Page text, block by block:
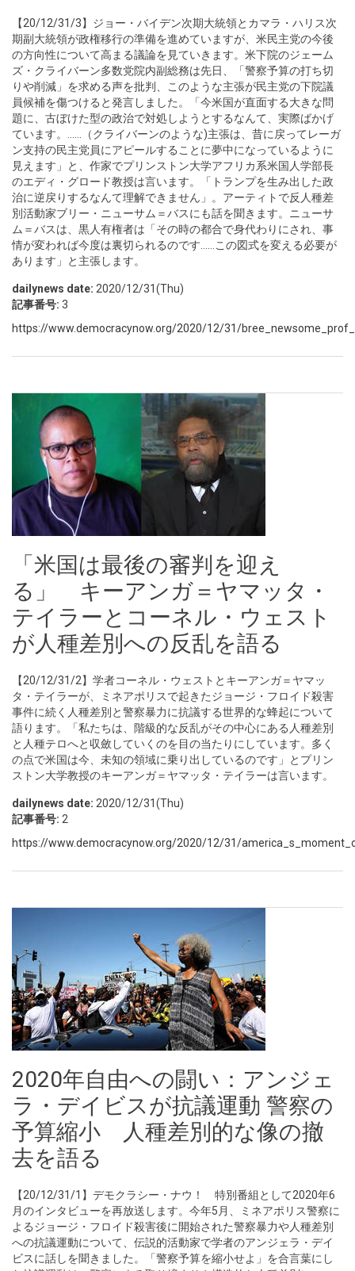
【20/12/31/3】ジョー・バイデン次期大統領とカマラ・ハリス次
期副大統領が政権移行の準備を進めていますが、米民主党の今後
の方向性について高まる議論を見ていきます。米下院のジェーム
ズ・クライバーン多数党院内副総務は先日、「警察予算の打ち切
りや削減」を求める声を批判、このような主張が民主党の下院議
員候補を傷つけると発言しました。「今米国が直面する大きな問
題に、古ぼけた型の政治で対処しようとするなんて、実際ばかげ
ています。……（クライバーンのような)主張は、昔に戻ってレーガ
ン支持の民主党員にアピールすることに夢中になっているように
見えます」と、作家でプリンストン大学アフリカ系米国人学部長
のエディ・グロード教授は言います。「トランプを生み出した政
治に逆戻りするなんて理解できません」。アーティトで反人種差
別活動家ブリー・ニューサム＝バスにも話を聞きます。ニューサ
ム＝バスは、黒人有権者は「その時の都合で身代わりにされ、事
情が変われば今度は裏切られるのです……この図式を変える必要が
あります」と主張します。
dailynews date: 2020/12/31(Thu)
記事番号: 3
https://www.democracynow.org/2020/12/31/
「米国は最後の審判を迎え
る」 キーアンガ＝ヤマッタ・
テイラーとコーネル・ウェスト
が人種差別への反乱を語る
【20/12/31/2】学者コーネル・ウェストとキーアンガ＝ヤマッ
タ・テイラーが、ミネアポリスで起きたジョージ・フロイド殺害
事件に続く人種差別と警察暴力に抗議する世界的な蜂起について
語ります。「私たちは、階級的な反乱がその中心にある人種差別
と人種テロへと収斂していくのを目の当たりにしています。多く
の点で米国は今、未知の領域に乗り出しているのです」とプリン
ストン大学教授のキーアンガ＝ヤマッタ・テイラーは言います。
dailynews date: 2020/12/31(Thu)
記事番号: 2
https://www.democracynow.org/2020/12/31/
2020年自由への闘い：アンジェ
ラ・デイビスが抗議運動 警察の
予算縮小 人種差別的な像の撤
去を語る
【20/12/31/1】デモクラシー・ナウ！ 特別番組として2020年6
月のインタビューを再放送します。今年5月、ミネアポリス警察に
よるジョージ・フロイド殺害後に開始された警察暴力や人種差別
への抗議運動について、伝説的活動家で学者のアンジェラ・デイ
ビスに話しを聞きました。「警察予算を縮小せよ」を合言葉にし